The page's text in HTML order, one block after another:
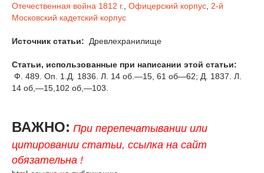
Отечественная война 1812 г., Офицерский корпус, 2-й
Московский кадетский корпус
Источник статьи: Древлехранилище
Статьи, использованные при написании этой статьи:
Ф. 489. Оп. 1.Д. 1836. Л. 14 об.—15, 61 об—62; Д. 1837. Л.
14 об,—15,102 об,—103.
ВАЖНО: При перепечатывании или
цитировании статьи, ссылка на сайт
обязательна !